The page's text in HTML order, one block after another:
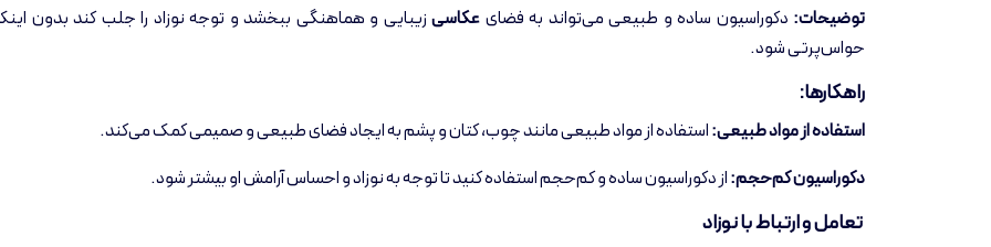
توضیحات: دکوراسیون ساده و طبیعی می‌تواند به فضای عکاسیزیبایی و هماهنگی ببخشد و توجه نوزاد را جلب کند بدون
حواس‌پرتی شود.
راهکارها:
استفاده از مواد طبیعی:استفاده از مواد طبیعی مانند چوب، کتان و پشم به ایجاد فضای طبیعی و صمیمی کمک می‌کند.
دکوراسیون کم‌حجم:از دکوراسیون ساده و کم‌حجم استفاده کنید تا توجه به نوزاد و احساس آرامش او بیشتر شود.
تعامل و ارتباط با نوزاد